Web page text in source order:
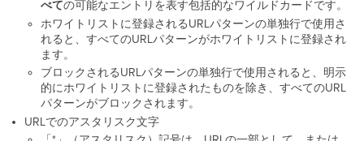
HTTPS
フ
ィ
ル
タ
リ
ン
グ
べての可能なエントリを表す包括的なワイルドカードです。
ホワイトリストに登録されるURLパターンの単独行で使用さ
れると、すべてのURLパターンがホワイトリストに登録され
ます。
ブロックされるURLパターンの単独行で使用されると、明示
的にホワイトリストに登録されたものを除き、すべてのURL
パターンがブロックされます。
URLでのアスタリスク文字